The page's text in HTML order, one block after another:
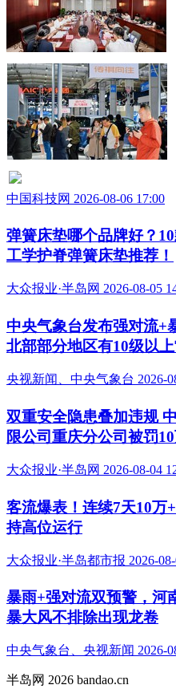
中国科技网 2026-08-06 17:00
弹簧床垫哪个品牌好？
工学护脊弹簧床垫推荐！
大众报业·半岛网 2026-08-05
中央气象台发布强对流+
北部部分地区有10级以
央视新闻、中央气象台 2026-
双重安全隐患叠加违规
限公司重庆分公司被罚
大众报业·半岛网 2026-08-04
客流爆表！连续7天10万
持高位运行
大众报业·半岛都市报 2026-08-
暴雨+强对流双预警，河
暴大风不排除出现龙卷
中央气象台、央视新闻 2026-
半岛网 2026 bandao.cn